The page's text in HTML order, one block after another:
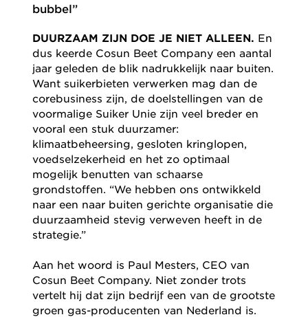
bubbel”
DUURZAAM ZIJN DOE JE NIET ALLEEN. En
dus keerde Cosun Beet Company een aantal
jaar geleden de blik nadrukkelijk naar buiten.
Want suikerbieten verwerken mag dan de
corebusiness zijn, de doelstellingen van de
voormalige Suiker Unie zijn veel breder en
vooral een stuk duurzamer:
klimaatbeheersing, gesloten kringlopen,
voedselzekerheid en het zo optimaal
mogelijk benutten van schaarse
grondstoffen. “We hebben ons ontwikkeld
naar een naar buiten gerichte organisatie die
duurzaamheid stevig verweven heeft in de
strategie.”
Aan het woord is Paul Mesters, CEO van
Cosun Beet Company. Niet zonder trots
vertelt hij dat zijn bedrijf een van de grootste
groen gas-producenten van Nederland is.